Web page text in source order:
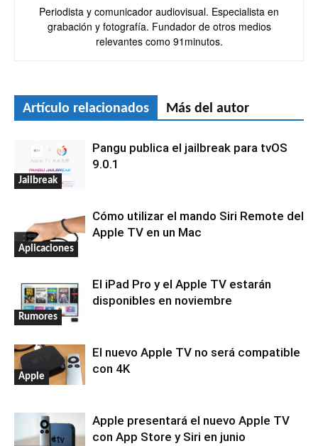
Periodista y comunicador audiovisual. Especialista en
grabación y fotografía. Fundador de otros medios
relevantes como 91minutos.
Artículo relacionados Más del autor
Jailbreak
Pangu publica el jailbreak para tvOS
9.0.1
Aplicaciones
Cómo utilizar el mando Siri Remote del
Apple TV en un Mac
Rumores
El iPad Pro y el Apple TV estarán
disponibles en noviembre
Apple
El nuevo Apple TV no será compatible
con 4K
Apple presentará el nuevo Apple TV
con App Store y Siri en junio